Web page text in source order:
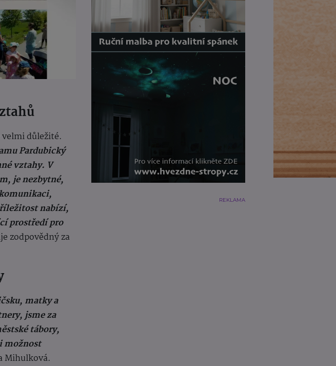
důležité.
Pardubický
vztahy. V
je nezbytné,
nabízí,
prostředí pro
zodpovědný za
matky a
jsme za
tábory,
možnost
Mihulková.
REKLAMA